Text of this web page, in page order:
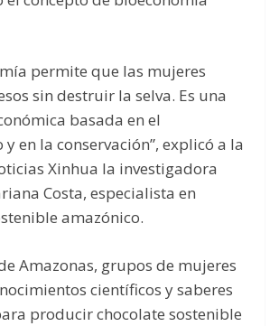
permite que las mujeres
sin destruir la selva. Es una
basada en el
en la conservación”, explicó a la
Xinhua la investigadora
Costa, especialista en
amazónico.
Amazonas, grupos de mujeres
científicos y saberes
producir chocolate sostenible